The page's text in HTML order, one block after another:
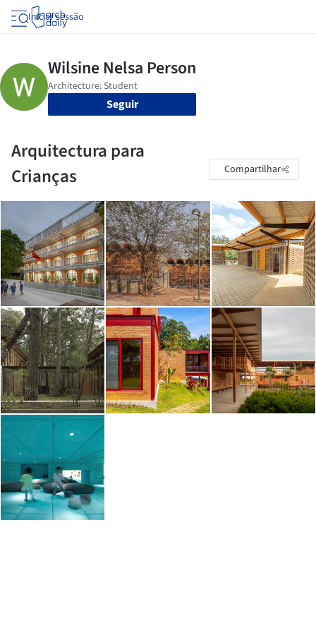
Iniciar sessão
Seguir
Arquitectura para
Crianças
Compartilhar